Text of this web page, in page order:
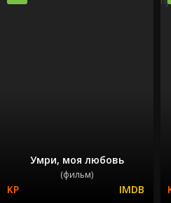
Умри, моя любовь
(фильм)